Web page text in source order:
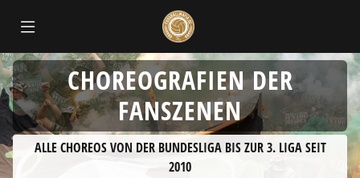
CHOREOGRAFIEN DER
FANSZENEN
ALLE CHOREOS VON DER BUNDESLIGA BIS ZUR 3. LIGA SEIT
2010